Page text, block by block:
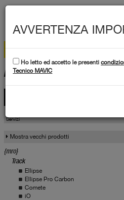
DATI TECNICI
Servizi
Mostra vecchi prodotti
{mro}
Track
Ellipse
Ellipse Pro Carbon
Comete
iO
AVVERTENZA
Ho letto ed accetto le presenti
Tecnico MAVIC